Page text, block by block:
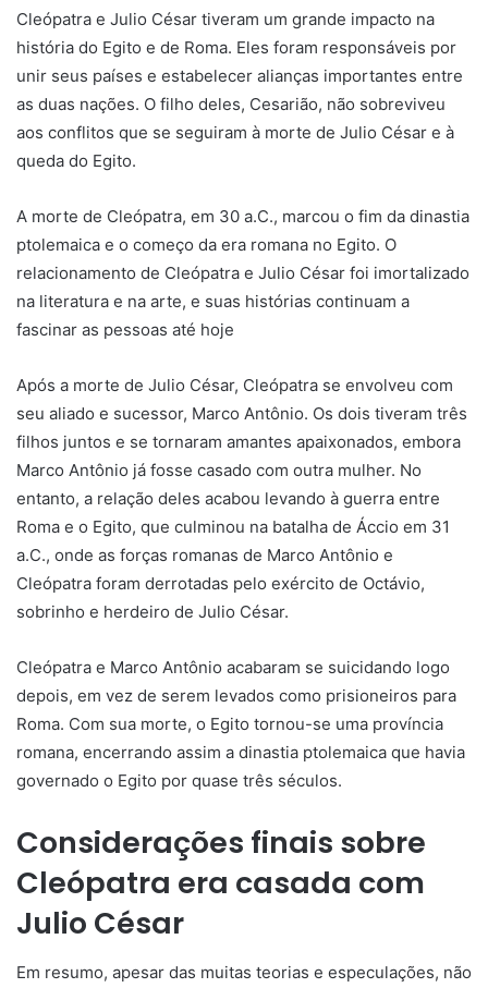
Cleópatra e Julio César tiveram um grande impacto na
história do Egito e de Roma. Eles foram responsáveis por
unir seus países e estabelecer alianças importantes entre
as duas nações. O filho deles, Cesarião, não sobreviveu
aos conflitos que se seguiram à morte de Julio César e à
queda do Egito.
A morte de Cleópatra, em 30 a.C., marcou o fim da dinastia
ptolemaica e o começo da era romana no Egito. O
relacionamento de Cleópatra e Julio César foi imortalizado
na literatura e na arte, e suas histórias continuam a
fascinar as pessoas até hoje
Após a morte de Julio César, Cleópatra se envolveu com
seu aliado e sucessor, Marco Antônio. Os dois tiveram três
filhos juntos e se tornaram amantes apaixonados, embora
Marco Antônio já fosse casado com outra mulher. No
entanto, a relação deles acabou levando à guerra entre
Roma e o Egito, que culminou na batalha de Áccio em 31
a.C., onde as forças romanas de Marco Antônio e
Cleópatra foram derrotadas pelo exército de Octávio,
sobrinho e herdeiro de Julio César.
Cleópatra e Marco Antônio acabaram se suicidando logo
depois, em vez de serem levados como prisioneiros para
Roma. Com sua morte, o Egito tornou-se uma província
romana, encerrando assim a dinastia ptolemaica que havia
governado o Egito por quase três séculos.
Considerações finais sobre
Cleópatra era casada com
Julio César
Em resumo, apesar das muitas teorias e especulações, não